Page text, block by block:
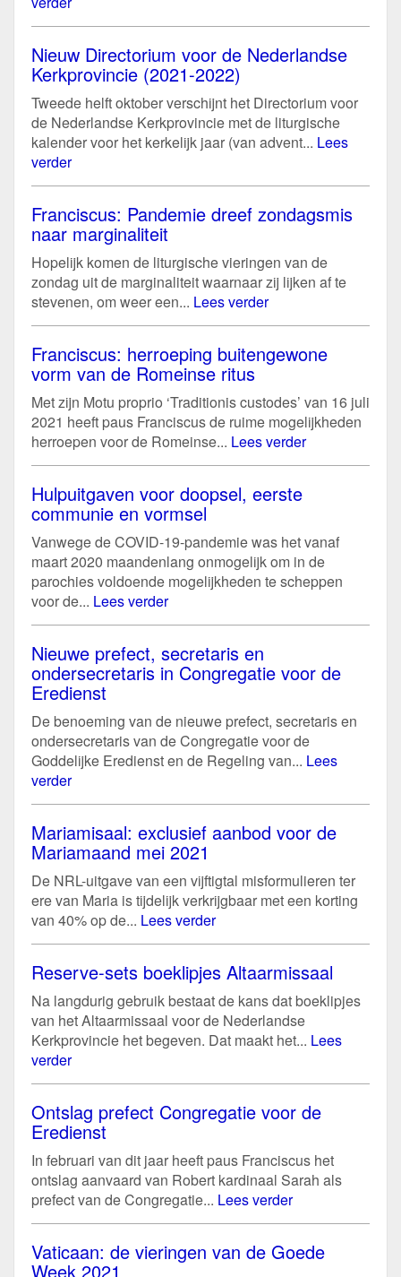
Nieuw Directorium voor de Nederlandse
Kerkprovincie (2021-2022)
Tweede helft oktober verschijnt het Directorium voor
de Nederlandse Kerkprovincie met de liturgische
kalender voor het kerkelijk jaar (van advent... Lees
verder
Franciscus: Pandemie dreef zondagsmis
naar marginaliteit
Hopelijk komen de liturgische vieringen van de
zondag uit de marginaliteit waarnaar zij lijken af te
stevenen, om weer een... Lees verder
Franciscus: herroeping buitengewone
vorm van de Romeinse ritus
Met zijn Motu proprio ‘Traditionis custodes’ van 16 juli
2021 heeft paus Franciscus de ruime mogelijkheden
herroepen voor de Romeinse... Lees verder
Hulpuitgaven voor doopsel, eerste
communie en vormsel
Vanwege de COVID-19-pandemie was het vanaf
maart 2020 maandenlang onmogelijk om in de
parochies voldoende mogelijkheden te scheppen
voor de... Lees verder
Nieuwe prefect, secretaris en
ondersecretaris in Congregatie voor de
Eredienst
De benoeming van de nieuwe prefect, secretaris en
ondersecretaris van de Congregatie voor de
Goddelijke Eredienst en de Regeling van... Lees
verder
Mariamisaal: exclusief aanbod voor de
Mariamaand mei 2021
De NRL-uitgave van een vijftigtal misformulieren ter
ere van Maria is tijdelijk verkrijgbaar met een korting
van 40% op de... Lees verder
Reserve-sets boeklipjes Altaarmissaal
Na langdurig gebruik bestaat de kans dat boeklipjes
van het Altaarmissaal voor de Nederlandse
Kerkprovincie het begeven. Dat maakt het... Lees
verder
Ontslag prefect Congregatie voor de
Eredienst
In februari van dit jaar heeft paus Franciscus het
ontslag aanvaard van Robert kardinaal Sarah als
prefect van de Congregatie... Lees verder
Vaticaan: de vieringen van de Goede
Week 2021